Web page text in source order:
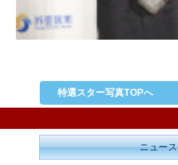
特選スター写真TOPへ
ニュース